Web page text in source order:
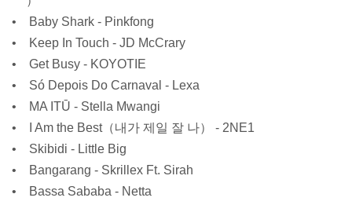
• Baby Shark - Pinkfong
• Keep In Touch - JD McCrary
• Get Busy - KOYOTIE
• Só Depois Do Carnaval - Lexa
• MA ITŪ - Stella Mwangi
• I Am the Best（내가 제일 잘 나） - 2NE1
• Skibidi - Little Big
• Bangarang - Skrillex Ft. Sirah
• Bassa Sababa - Netta